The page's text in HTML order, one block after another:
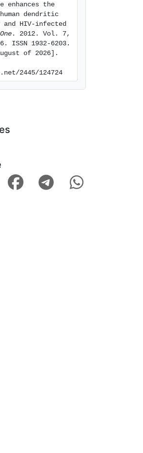
enhances the
dendritic
HIV-infected
. 2012. Vol. 7,
ISSN 1932-6203.
of 2026].
2445/124724